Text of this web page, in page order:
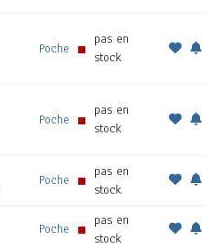
Poche
pas en
stock
Poche
pas en
stock
Poche
pas en
stock
Poche
pas en
stock